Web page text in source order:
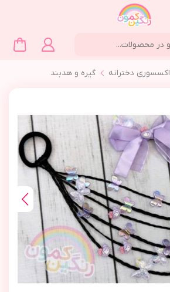
اکسسوری دخترانه گیره و هدبند